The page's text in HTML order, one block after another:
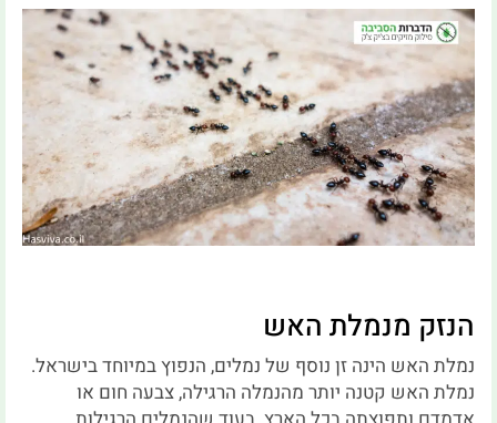
הנזק מנמלת האש
נמלת האש הינה זן נוסף של נמלים, הנפוץ במיוחד בישראל.
נמלת האש קטנה יותר מהנמלה הרגילה, צבעה חום או